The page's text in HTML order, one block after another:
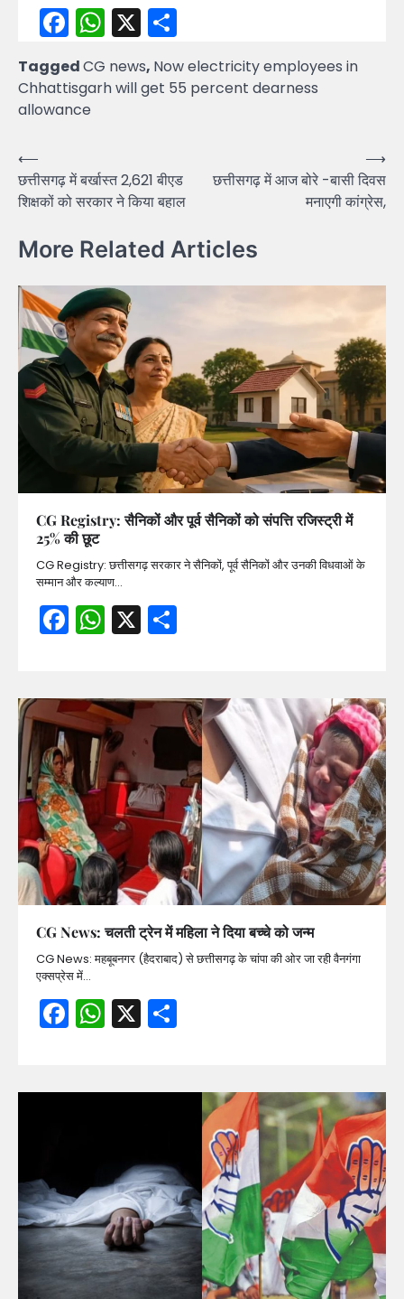
Facebook
WhatsApp
X
TaggedCG news, Now electricity employees in
Chhattisgarh will get 55 percent dearness
allowance
Post
navigation
⟵
छत्तीसगढ़ में बर्खास्त 2,621 बीएड
शिक्षकों को सरकार ने किया बहाल
छत्तीसगढ़ में आज बोरे -बासी दिवस
मनाएगी कांग्रेस,
⟶
More Related Articles
CG Registry: सैनिकों और पूर्व सैनिकों को संपत्ति रजिस्ट्री में
25% की छूट
CG Registry: छत्तीसगढ़ सरकार ने सैनिकों, पूर्व सैनिकों और उनकी विधवाओं के
सम्मान और कल्याण…
Facebook
WhatsApp
X
CG News: चलती ट्रेन में महिला ने दिया बच्चे को जन्म
CG News: महबूबनगर (हैदराबाद) से छत्तीसगढ़ के चांपा की ओर जा रही वैनगंगा
एक्सप्रेस में…
Facebook
WhatsApp
X